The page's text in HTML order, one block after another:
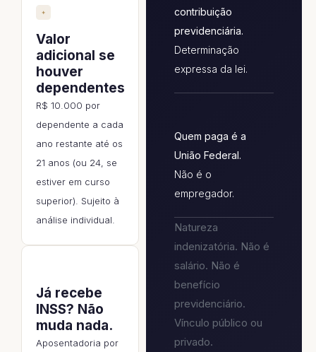
Valor
adicional se
houver
dependentes
R$ 10.000 por
dependente a cada
ano restante até os
21 anos (ou 24, se
estiver em curso
superior). Sujeito à
análise individual.
Já recebe
INSS? Não
muda nada.
Aposentadoria por
contribuição
previdenciária.
Determinação
expressa da lei.
Quem paga é a
União Federal.
Não é o
empregador.
Natureza
indenizatória. Não é
salário. Não é
benefício
previdenciário.
Vínculo público ou
privado.